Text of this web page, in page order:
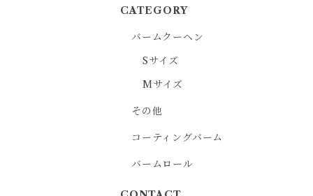
CATEGORY
バームクーヘン
Sサイズ
Mサイズ
その他
コーティングバーム
バームロール